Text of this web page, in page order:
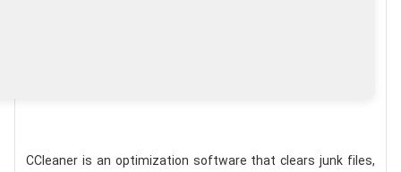
CCleaner is an optimization software that clears junk files,